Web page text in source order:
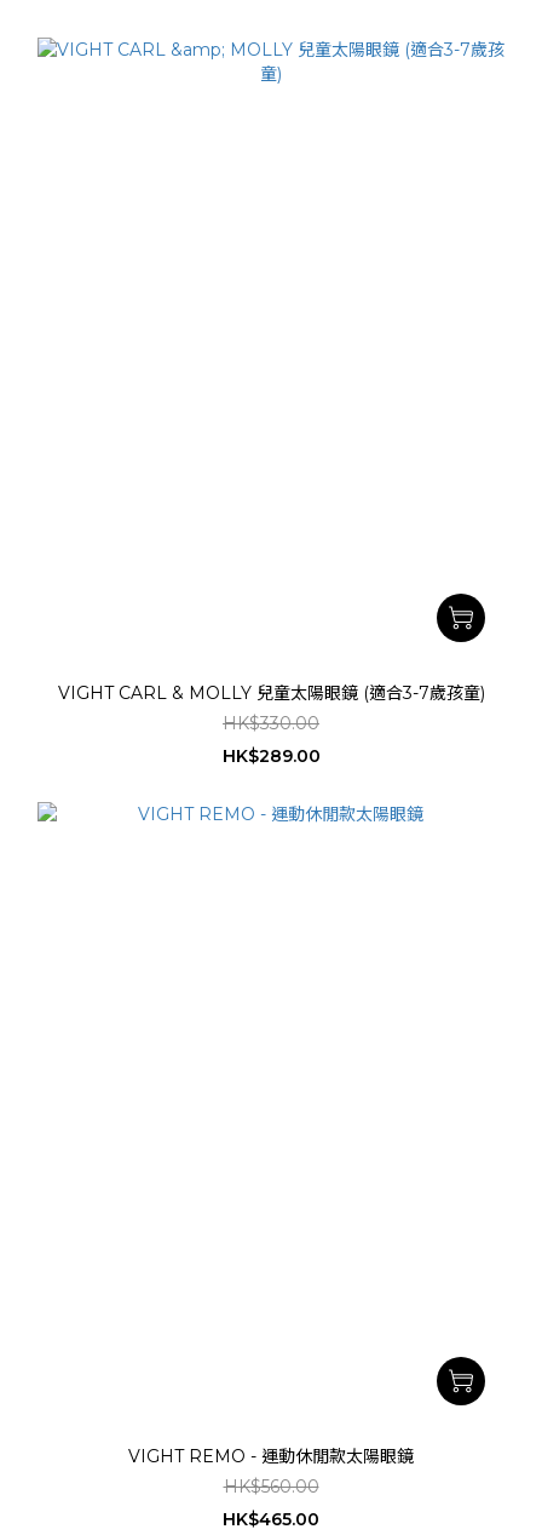
VIGHT CARL & MOLLY 兒童太陽眼鏡 (適合3-7歲孩童)
HK$330.00
HK$289.00
VIGHT REMO - 運動休閒款太陽眼鏡
HK$560.00
HK$465.00